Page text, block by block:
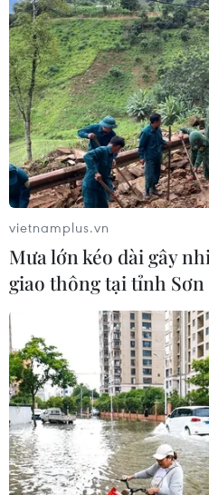
vietnamplus.vn
Mưa lớn kéo dài gây
giao thông tại tỉnh Sơn